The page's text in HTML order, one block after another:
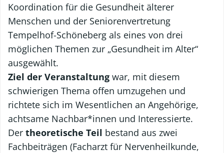
Koordination für die Gesundheit älterer
Menschen und der Seniorenvertretung
Tempelhof-Schöneberg als eines von drei
möglichen Themen zur „Gesundheit im Alter“
ausgewählt.
Ziel der Veranstaltung war, mit diesem
schwierigen Thema offen umzugehen und
richtete sich im Wesentlichen an Angehörige,
achtsame Nachbar*innen und Interessierte.
Der theoretische Teil bestand aus zwei
Fachbeiträgen (Facharzt für Nervenheilkunde,